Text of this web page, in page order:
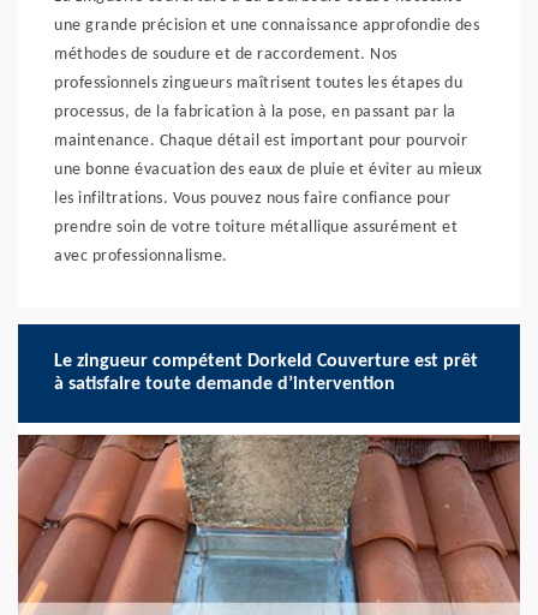
une grande précision et une connaissance approfondie des
méthodes de soudure et de raccordement. Nos
professionnels zingueurs maîtrisent toutes les étapes du
processus, de la fabrication à la pose, en passant par la
maintenance. Chaque détail est important pour pourvoir
une bonne évacuation des eaux de pluie et éviter au mieux
les infiltrations. Vous pouvez nous faire confiance pour
prendre soin de votre toiture métallique assurément et
avec professionnalisme.
Le zingueur compétent Dorkeld Couverture est prêt
à satisfaire toute demande d’intervention